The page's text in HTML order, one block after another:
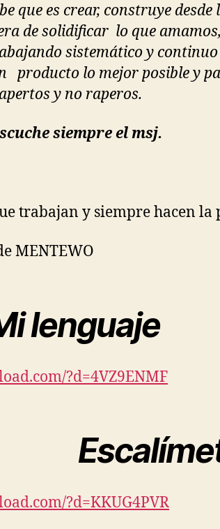
que es crear, construye desde
de solidificar lo que
sistemático y continuo
producto lo mejor posible y
y no raperos.
siempre el msj.
trabajan y siempre hacen la
MENTEWO
lenguaje
?d=4VZ9ENMF
?d=KKUG4PVR